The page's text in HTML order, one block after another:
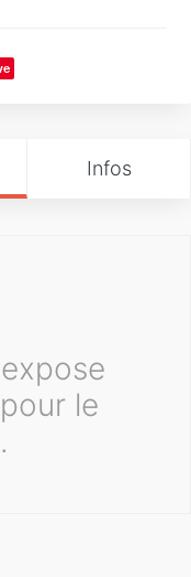
Infos
le